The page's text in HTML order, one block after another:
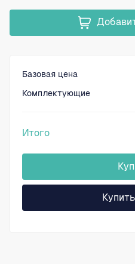
Базовая цена
Комплектующие
Итого